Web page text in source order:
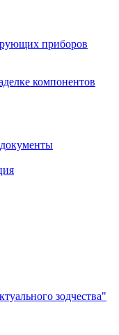
приборов
компонентов
зодчества"